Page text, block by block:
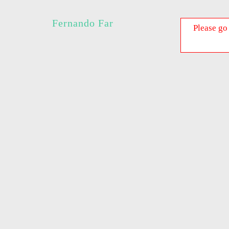
Fernando Far Please